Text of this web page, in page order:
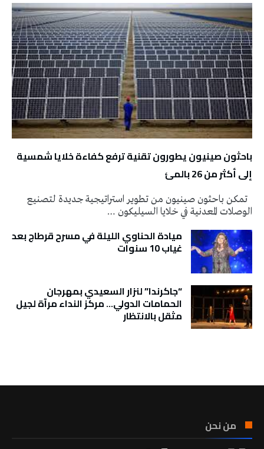
باحثون صينيون يطورون تقنية ترفع كفاءة خلايا شمسية
إلى أكثر من 26 بالمئ
تمكن باحثون صينيون من تطوير استراتيجية جديدة لتصنيع
الوصلات المعدنية في خلايا السيليكون …
ميادة الحناوي الليلة في مسرح قرطاج بعد
غياب 10 سنوات
“جاكرندا” لنزار السعيدي بمهرجان
الحمامات الدولي… مركز النداء مرآة لجيل
مثقل بالانتظار
من نحن